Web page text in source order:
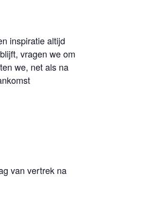
inspiratie altijd
vragen we om
we, net als na
van vertrek na